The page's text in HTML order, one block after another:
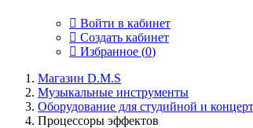
Войти в кабинет
Создать кабинет
Избранное (0)
Магазин D.M.S
Музыкальные инструменты
Оборудование для студийной и
Процессоры эффектов